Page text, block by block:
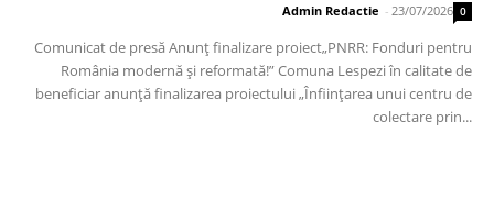
Admin Redactie - 23/07/2026 0
Comunicat de presă Anunț finalizare proiect„PNRR: Fonduri pentru
România modernă și reformată!” Comuna Lespezi în calitate de
beneficiar anunță finalizarea proiectului „Înființarea unui centru de
colectare prin...